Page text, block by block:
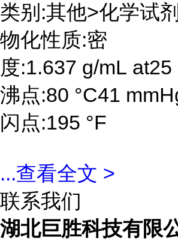
类别:其他>化学试
物化性质:密
度:1.637 g/mL at25
沸点:80 °C41
闪点:195 °F
...查看全文 >
联系我们
湖北巨胜科技有限